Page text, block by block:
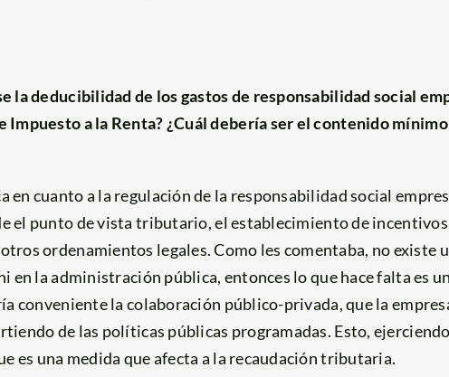
la deducibilidad de los gastos de responsabilidad social
Impuesto a la Renta? ¿Cuál debería ser el contenido
en cuanto a la regulación de la responsabilidad social
el punto de vista tributario, el establecimiento de
ordenamientos legales. Como les comentaba, no existe
en la administración pública, entonces lo que hace falta es
conveniente la colaboración público-privada, que la
de las políticas públicas programadas. Esto,
es una medida que afecta a la recaudación tributaria.